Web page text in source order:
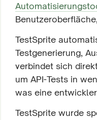
TestSprite
Testgenerierung,
verbindet sich
um API-Tests in
was eine
TestSprite wurde